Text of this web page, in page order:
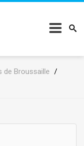
de Broussaille /